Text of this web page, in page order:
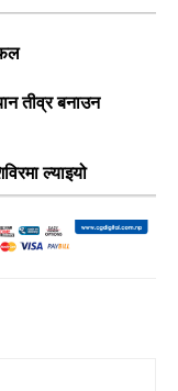
तीव्र बनाउन
ल्याइयो